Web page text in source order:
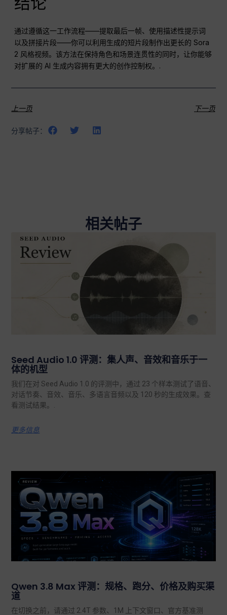
通过遵循这一工作流程——提取最后一帧、使用描述性提示词
以及拼接片段——你可以利用生成的短片段制作出更长的 Sora
2 风格视频。该方法在保持角色和场景连贯性的同时，让你能够
对扩展的 AI 生成内容拥有更大的创作控制权。.
上一页 下一页
分享帖子：
相关帖子
Seed Audio 1.0 评测：集人声、音效和音乐于一
体的机型
我们在对 Seed Audio 1.0 的评测中，通过 23 个样本测试了语音、
对话节奏、音效、音乐、多语言音频以及 120 秒的生成效果。查
看测试结果。.
更多信息
Qwen 3.8 Max 评测：规格、跑分、价格及购买渠
道
在切换之前，请通过 2.4T 参数、1M 上下文窗口、官方基准测